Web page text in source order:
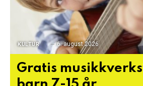
KULTUR 6. august 2026
Gratis